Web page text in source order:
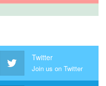
Twitter
Join us on Twitter